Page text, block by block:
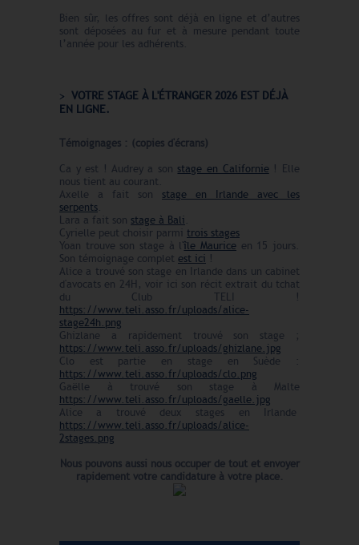
Bien sûr, les offres sont déjà en ligne et d’autres
sont déposées au fur et à mesure pendant toute
l’année pour les adhérents.
VOTRE STAGE À L'ÉTRANGER 2026 EST DÉJÀ
EN LIGNE.
Témoignages : (copies d'écrans)
Ca y est ! Audrey a son stage en Californie! Elle
nous tient au courant.
Axelle a fait son stage en Irlande avec les
serpents.
Lara a fait son stage à Bali.
Cyrielle peut choisir parmi trois stages
Yoan trouve son stage à l'île Maurice en 15 jours.
Son témoignage complet est ici !
Alice a trouvé son stage en Irlande dans un cabinet
d'avocats en 24H, voir ici son récit extrait du tchat
du Club TELI !
https://www.teli.asso.fr/uploads/alice-
stage24h.png
Ghizlane a rapidement trouvé son stage ;
https://www.teli.asso.fr/uploads/ghizlane.jpg
Clo est partie en stage en Suède :
https://www.teli.asso.fr/uploads/clo.png
Gaëlle à trouvé son stage à Malte
https://www.teli.asso.fr/uploads/gaelle.jpg
Alice a trouvé deux stages en Irlande
https://www.teli.asso.fr/uploads/alice-
2stages.png
Nous pouvons aussi nous occuper de tout et envoyer
rapidement votre candidature à votre place.